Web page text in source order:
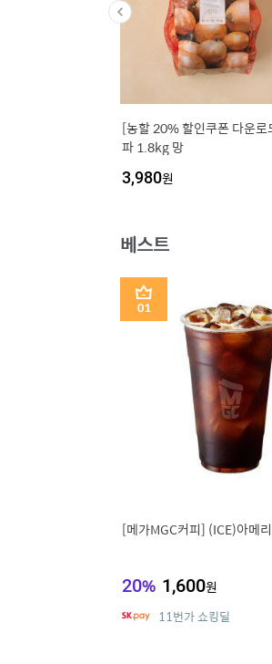
좋
[농할 20% 할인쿠폰 다운
파 1.8kg 망
3,980원
베스트
1
[메가MGC커피] (ICE)아메
20% 1,600원
11번가 쇼킹딜